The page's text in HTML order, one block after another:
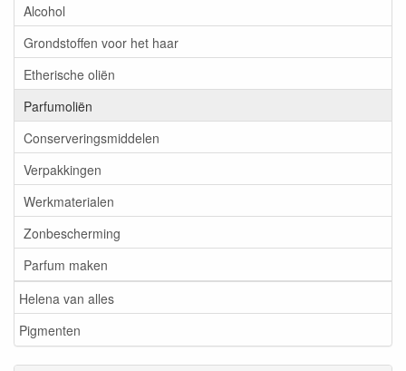
Alcohol
Grondstoffen voor het haar
Etherische oliën
Parfumoliën
Conserveringsmiddelen
Verpakkingen
Werkmaterialen
Zonbescherming
Parfum maken
Helena van alles
Pigmenten